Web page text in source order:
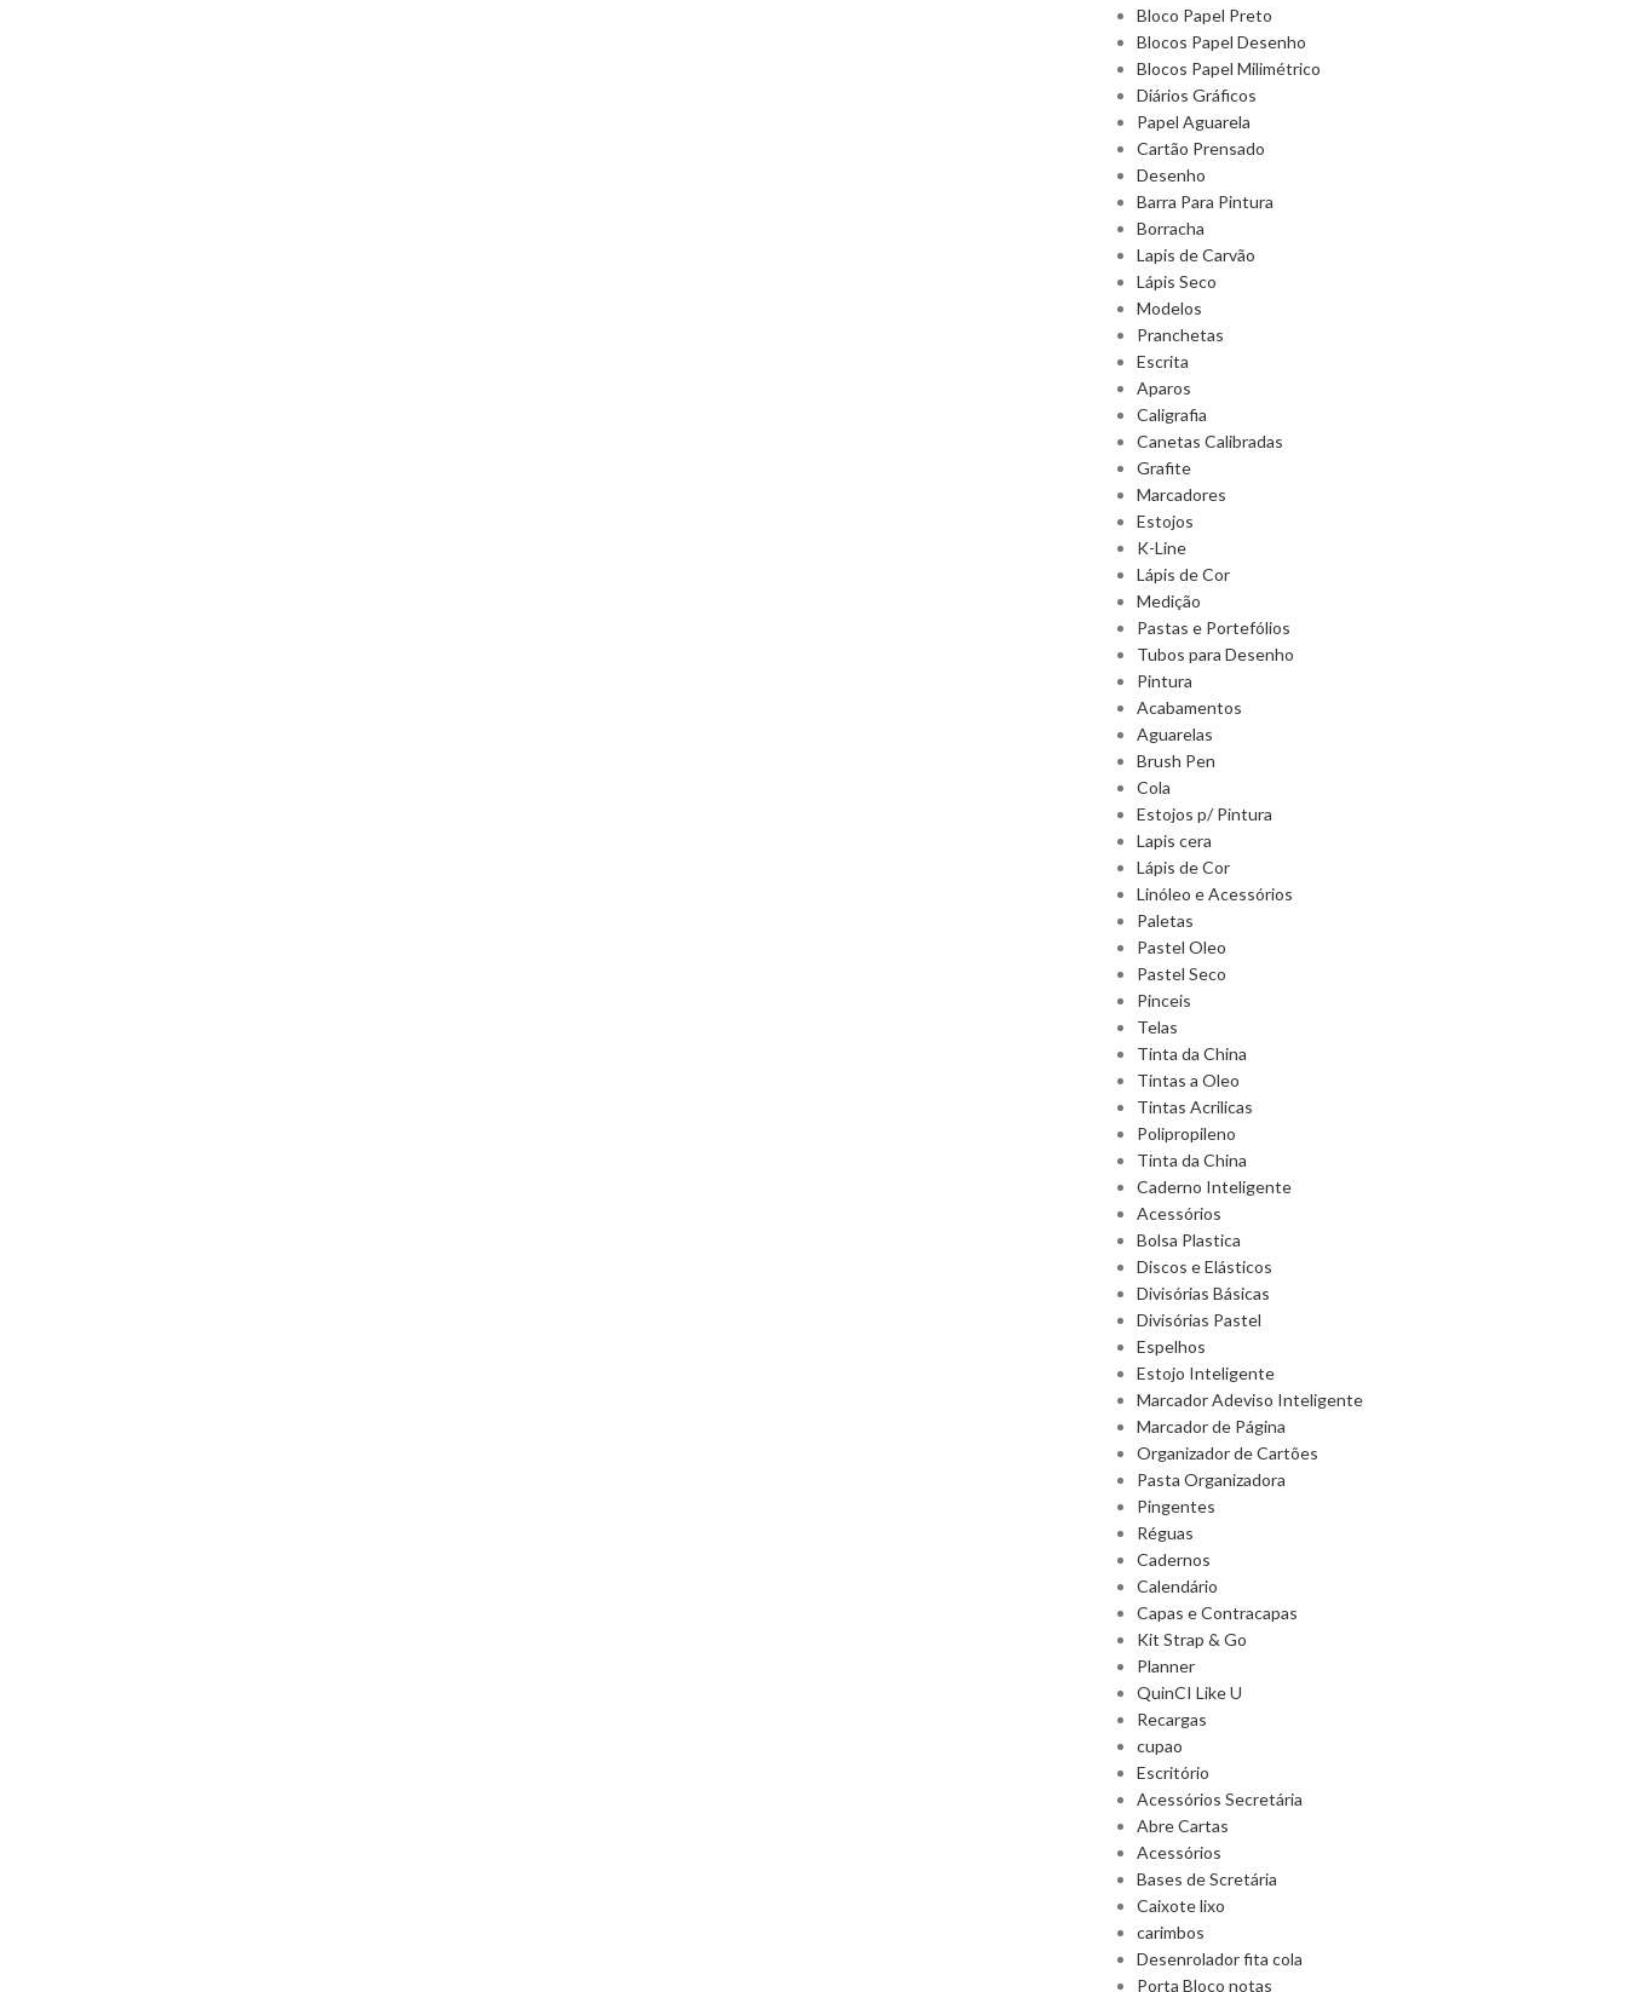
Bloco Papel Preto
Blocos Papel Desenho
Blocos Papel Milimétrico
Diários Gráficos
Papel Aguarela
Cartão Prensado
Desenho
Barra Para Pintura
Borracha
Lapis de Carvão
Lápis Seco
Modelos
Pranchetas
Escrita
Aparos
Caligrafia
Canetas Calibradas
Grafite
Marcadores
Estojos
K-Line
Lápis de Cor
Medição
Pastas e Portefólios
Tubos para Desenho
Pintura
Acabamentos
Aguarelas
Brush Pen
Cola
Estojos p/ Pintura
Lapis cera
Lápis de Cor
Linóleo e Acessórios
Paletas
Pastel Oleo
Pastel Seco
Pinceis
Telas
Tinta da China
Tintas a Oleo
Tintas Acrilicas
Polipropileno
Tinta da China
Caderno Inteligente
Acessórios
Bolsa Plastica
Discos e Elásticos
Divisórias Básicas
Divisórias Pastel
Espelhos
Estojo Inteligente
Marcador Adeviso Inteligente
Marcador de Página
Organizador de Cartões
Pasta Organizadora
Pingentes
Réguas
Cadernos
Calendário
Capas e Contracapas
Kit Strap & Go
Planner
QuinCI Like U
Recargas
cupao
Escritório
Acessórios Secretária
Abre Cartas
Acessórios
Bases de Scretária
Caixote lixo
carimbos
Desenrolador fita cola
Porta Bloco notas